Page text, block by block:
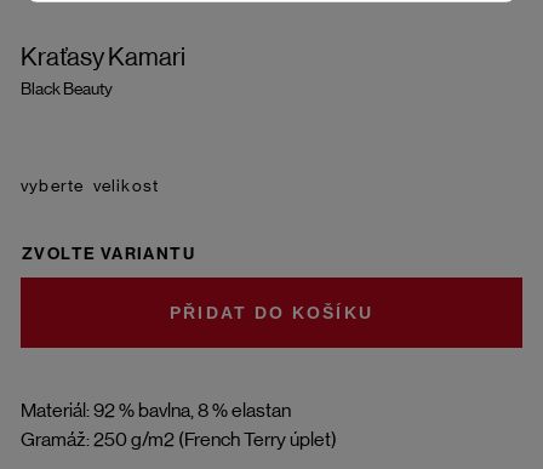
Kraťasy Kamari
Black Beauty
Materiál: 92 % bavlna, 8 % elastan
Gramáž: 250 g/m2 (French Terry úplet)
velikost
ZVOLTE VARIANTU
DO KOŠÍKU